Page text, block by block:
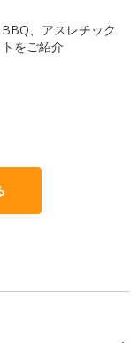
、アスレチック
をご紹介